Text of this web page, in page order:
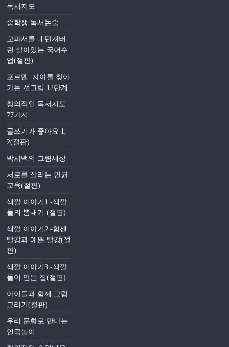
독서지도
중학생 독서논술
교과서를 내던져버
린 살아있는 국어수
업(절판)
포르멘: 자아를 찾아
가는 선그림 12단계
창의적인 독서지도
77가지
글쓰기가 좋아요 1,
2(절판)
박시백의 그림세상
서로를 살리는 인권
교육(절판)
색깔 이야기1 -색깔
들의 뽐내기 (절판)
색깔 이야기2 -힘센
빨강과 예쁜 빨강(절
판)
색깔 이야기3 -색깔
들이 만든 집(절판)
아이들과 함께 그림
그리기(절판)
우리 문화로 만나는
연극놀이